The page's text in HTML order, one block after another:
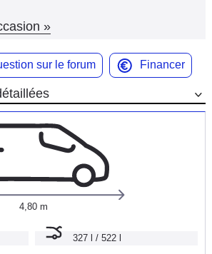
»
sur le forum Financer
4,80 m
327 l / 522 l